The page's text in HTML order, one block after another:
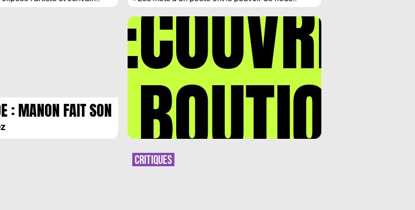
naturellement à l’usage que ces mots ont dans
notre vie. » Poésie de l’usage, l’usage du mot tel
qu’il dit la voix, […]
: MANON FAIT SON
DÉCOUVREZ
LA BOUTIQUE
CRITIQUES